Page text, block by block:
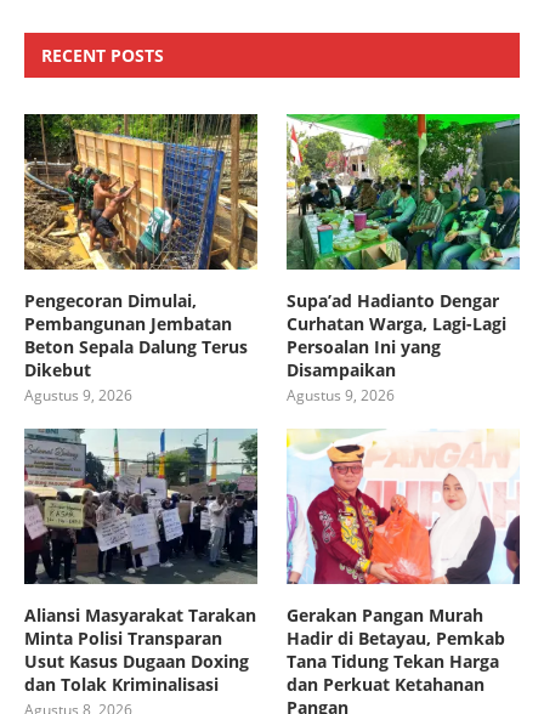
RECENT POSTS
Pengecoran Dimulai,
Pembangunan Jembatan
Beton Sepala Dalung Terus
Dikebut
Agustus 9, 2026
Supa’ad Hadianto Dengar
Curhatan Warga, Lagi-Lagi
Persoalan Ini yang
Disampaikan
Agustus 9, 2026
Aliansi Masyarakat Tarakan
Minta Polisi Transparan
Usut Kasus Dugaan Doxing
dan Tolak Kriminalisasi
Agustus 8, 2026
Gerakan Pangan Murah
Hadir di Betayau, Pemkab
Tana Tidung Tekan Harga
dan Perkuat Ketahanan
Pangan